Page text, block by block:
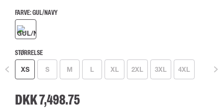
FARVE:GUL/NAVY
STØRRELSE
XS S M L XL 2XL 3XL 4XL
DKK 7,498.75